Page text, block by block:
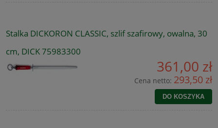
Stalka DICKORON CLASSIC, szlif szafirowy, owalna, 30
cm, DICK 75983300
361,00 zł
Cena netto: 293,50 zł
DO KOSZYKA